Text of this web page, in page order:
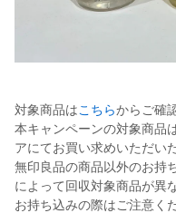
対象商品はこちらからご確
本キャンペーンの対象商品
アにてお買い求めいただい
無印良品の商品以外のお持
によって回収対象商品が異
お持ち込みの際はご注意く